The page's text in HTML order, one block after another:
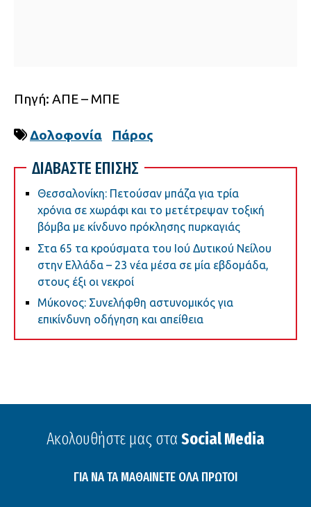
Πηγή: ΑΠΕ – ΜΠΕ
Δολοφονία Πάρος
ΔΙΑΒΑΣΤΕ ΕΠΙΣΗΣ
Θεσσαλονίκη: Πετούσαν μπάζα για τρία
χρόνια σε χωράφι και το μετέτρεψαν τοξική
βόμβα με κίνδυνο πρόκλησης πυρκαγιάς
Στα 65 τα κρούσματα του Ιού Δυτικού Νείλου
στην Ελλάδα – 23 νέα μέσα σε μία εβδομάδα,
στους έξι οι νεκροί
Μύκονος: Συνελήφθη αστυνομικός για
επικίνδυνη οδήγηση και απείθεια
Ακολουθήστε μας στα Social Media
ΓΙΑ ΝΑ ΤΑ ΜΑΘΑΙΝΕΤΕ ΟΛΑ ΠΡΩΤΟΙ